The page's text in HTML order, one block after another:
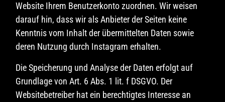
Website Ihrem Benutzerkonto zuordnen. Wir weisen
darauf hin, dass wir als Anbieter der Seiten keine
Kenntnis vom Inhalt der übermittelten Daten sowie
deren Nutzung durch Instagram erhalten.
Die Speicherung und Analyse der Daten erfolgt auf
Grundlage von Art. 6 Abs. 1 lit. f DSGVO. Der
Websitebetreiber hat ein berechtigtes Interesse an